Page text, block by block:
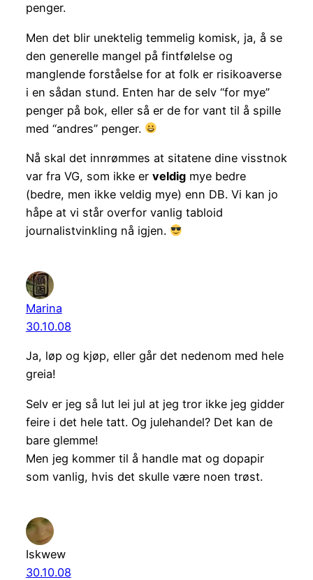
penger.
Men det blir unektelig temmelig komisk, ja, å se
den generelle mangel på fintfølelse og
manglende forståelse for at folk er risikoaverse
i en sådan stund. Enten har de selv “for mye”
penger på bok, eller så er de for vant til å spille
med “andres” penger.
Nå skal det innrømmes at sitatene dine visstnok
var fra VG, som ikke er veldigmye bedre
(bedre, men ikke veldig mye) enn DB. Vi kan jo
håpe at vi står overfor vanlig tabloid
journalistvinkling nå igjen.
Marina
30.10.08
Ja, løp og kjøp, eller går det nedenom med hele
greia!
Selv er jeg så lut lei jul at jeg tror ikke jeg gidder
feire i det hele tatt. Og julehandel? Det kan de
bare glemme!
Men jeg kommer til å handle mat og dopapir
som vanlig, hvis det skulle være noen trøst.
Iskwew
30.10.08